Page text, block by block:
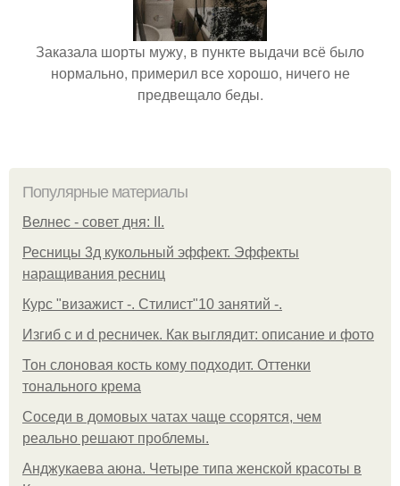
Заказала шорты мужу, в пункте выдачи всё было
нормально, примерил все хорошо, ничего не
предвещало беды.
Популярные материалы
Велнес - совет дня: II.
Ресницы 3д кукольный эффект. Эффекты
наращивания ресниц
Курс "визажист -. Стилист"10 занятий -.
Изгиб c и d ресничек. Как выглядит: описание и фото
Тон слоновая кость кому подходит. Оттенки
тонального крема
Соседи в домовых чатах чаще ссорятся, чем
реально решают проблемы.
Анджукаева аюна. Четыре типа женской красоты в